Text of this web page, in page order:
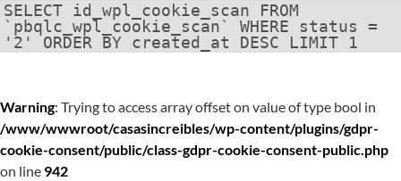
SELECT id_wpl_cookie_scan FROM
`pbqlc_wpl_cookie_scan` WHERE status =
'2' ORDER BY created_at DESC LIMIT 1
Warning: Trying to access array offset on value of type bool in
/www/wwwroot/casasincreibles/wp-content/plugins/gdpr-
cookie-consent/public/class-gdpr-cookie-consent-public.php
on line 942